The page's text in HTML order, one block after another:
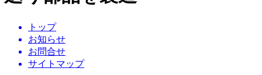
トップ
お知らせ
お問合せ
サイトマップ